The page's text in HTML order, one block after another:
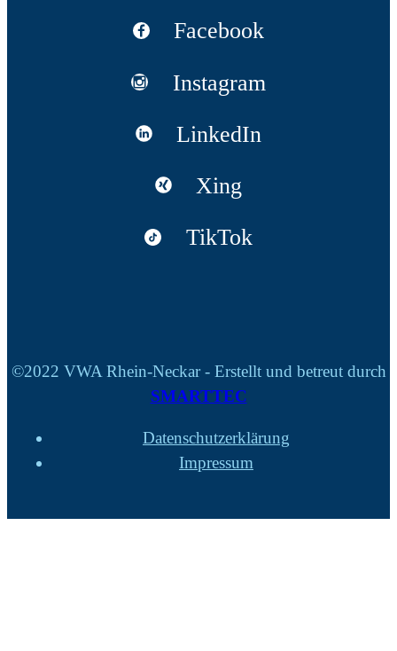
Facebook
Instagram
LinkedIn
Xing
TikTok
©2022 VWA Rhein-Neckar - Erstellt und betreut durch
SMARTTEC
Datenschutzerklärung
Impressum